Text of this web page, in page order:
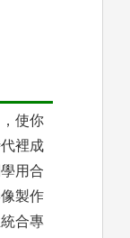
使你
裡成
用合
製作
合專